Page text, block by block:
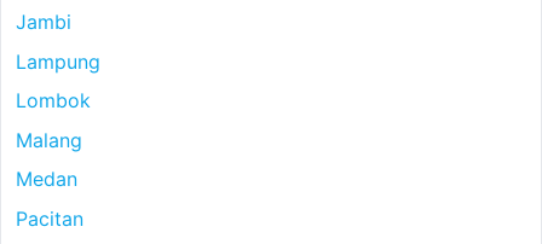
Jambi
Lampung
Lombok
Malang
Medan
Pacitan